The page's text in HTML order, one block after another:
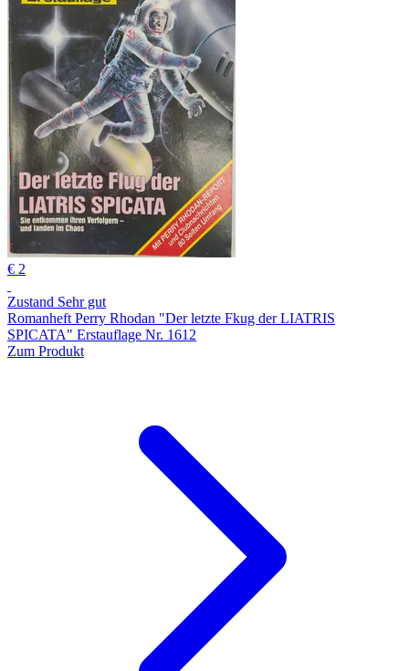
€ 2
Zustand Sehr gut
Romanheft Perry Rhodan "Der letzte Fkug der LIATRIS
SPICATA" Erstauflage Nr. 1612
Zum Produkt